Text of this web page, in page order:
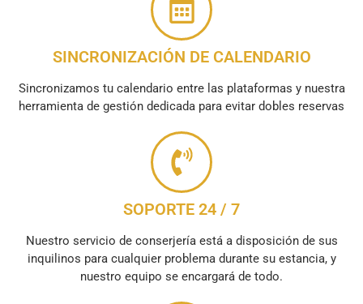
SINCRONIZACIÓN DE CALENDARIO
Sincronizamos tu calendario entre las plataformas y nuestra
herramienta de gestión dedicada para evitar dobles reservas
SOPORTE 24 / 7
Nuestro servicio de conserjería está a disposición de sus
inquilinos para cualquier problema durante su estancia, y
nuestro equipo se encargará de todo.